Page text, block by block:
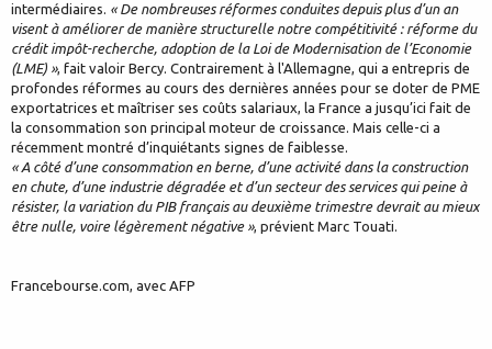
intermédiaires. « De nombreuses réformes conduites depuis plus d’un an
visent à améliorer de manière structurelle notre compétitivité : réforme du
crédit impôt-recherche, adoption de la Loi de Modernisation de l’Economie
(LME) », fait valoir Bercy. Contrairement à l'Allemagne, qui a entrepris de
profondes réformes au cours des dernières années pour se doter de PME
exportatrices et maîtriser ses coûts salariaux, la France a jusqu’ici fait de
la consommation son principal moteur de croissance. Mais celle-ci a
récemment montré d’inquiétants signes de faiblesse.
« A côté d’une consommation en berne, d’une activité dans la construction
en chute, d’une industrie dégradée et d’un secteur des services qui peine à
résister, la variation du PIB français au deuxième trimestre devrait au mieux
être nulle, voire légèrement négative », prévient Marc Touati.
Francebourse.com, avec AFP